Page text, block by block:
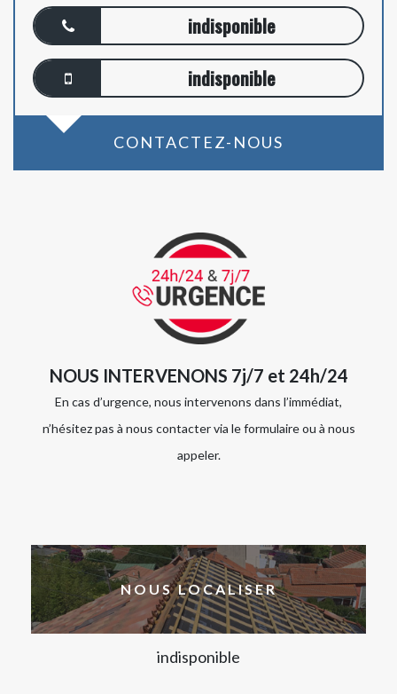
indisponible
indisponible
CONTACTEZ-NOUS
NOUS INTERVENONS 7j/7 et 24h/24
En cas d’urgence, nous intervenons dans l’immédiat,
n’hésitez pas à nous contacter via le formulaire ou à nous
appeler.
NOUS LOCALISER
indisponible